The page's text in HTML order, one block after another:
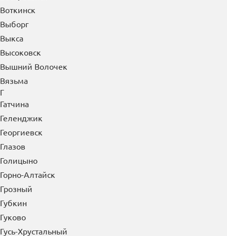
Воткинск
Выборг
Выкса
Высоковск
Вышний Волочек
Вязьма
Г
Гатчина
Геленджик
Георгиевск
Глазов
Голицыно
Горно-Алтайск
Грозный
Губкин
Гуково
Гусь-Хрустальный